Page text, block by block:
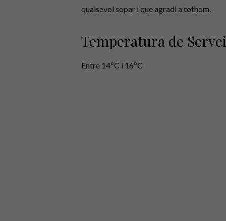
qualsevol sopar i que agradi a tothom.
Temperatura de Servei
Entre 14ºC i 16ºC